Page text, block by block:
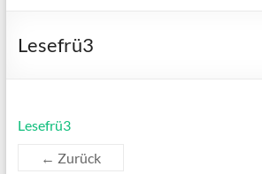
Lesefrü3
Lesefrü3
← Zurück